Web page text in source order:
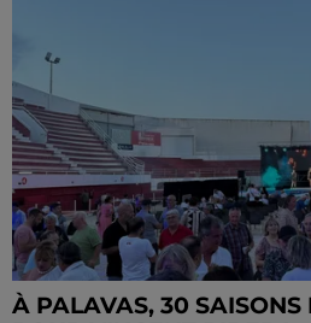
À PALAVAS, 30 SAISONS